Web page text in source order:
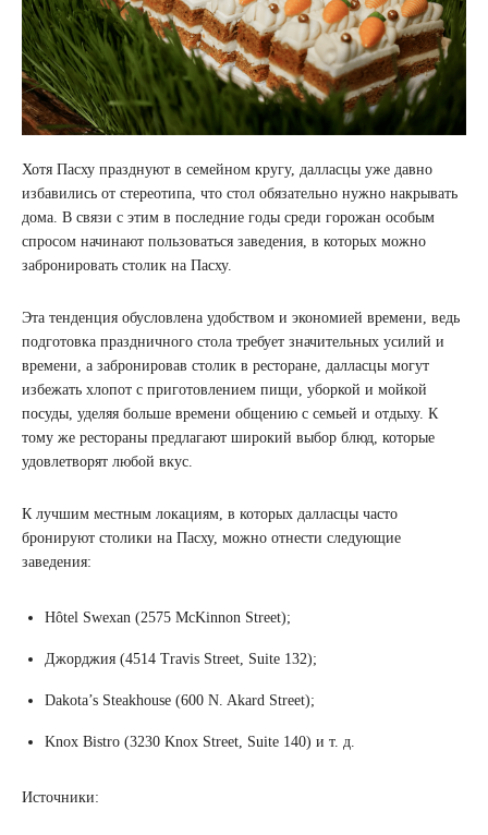
Хотя Пасху празднуют в семейном кругу, далласцы уже давно
избавились от стереотипа, что стол обязательно нужно накрывать
дома. В связи с этим в последние годы среди горожан особым
спросом начинают пользоваться заведения, в которых можно
забронировать столик на Пасху.
Эта тенденция обусловлена ​​удобством и экономией времени, ведь
подготовка праздничного стола требует значительных усилий и
времени, а забронировав столик в ресторане, далласцы могут
избежать хлопот с приготовлением пищи, уборкой и мойкой
посуды, уделяя больше времени общению с семьей и отдыху. К
тому же рестораны предлагают широкий выбор блюд, которые
удовлетворят любой вкус.
К лучшим местным локациям, в которых далласцы часто
бронируют столики на Пасху, можно отнести следующие
заведения:
Hôtel Swexan (2575 McKinnon Street);
Джорджия (4514 Travis Street, Suite 132);
Dakota’s Steakhouse (600 N. Akard Street);
Knox Bistro (3230 Knox Street, Suite 140) и т. д.
Источники: